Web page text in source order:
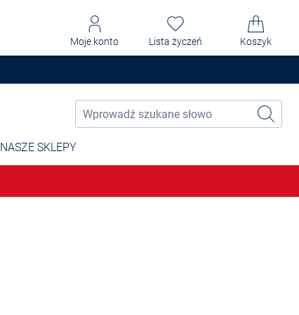
Moje konto Lista życzeń Koszyk
NASZE SKLEPY